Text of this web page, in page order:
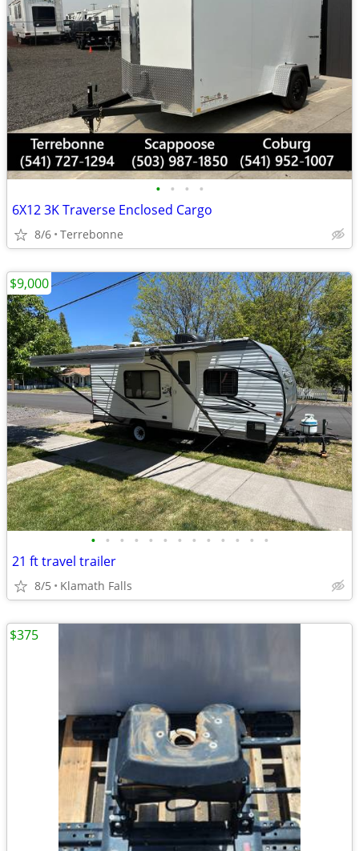
• • • •
6X12 3K Traverse Enclosed Cargo
8/6 Terrebonne
• • • • • • • • • • • • •
21 ft travel trailer
8/5 Klamath Falls
$9,000
$375